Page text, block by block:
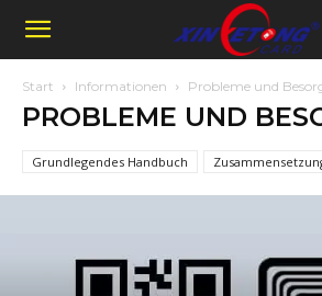
Start Informationen Probleme und
PROBLEME UND
Grundlegendes Handbuch